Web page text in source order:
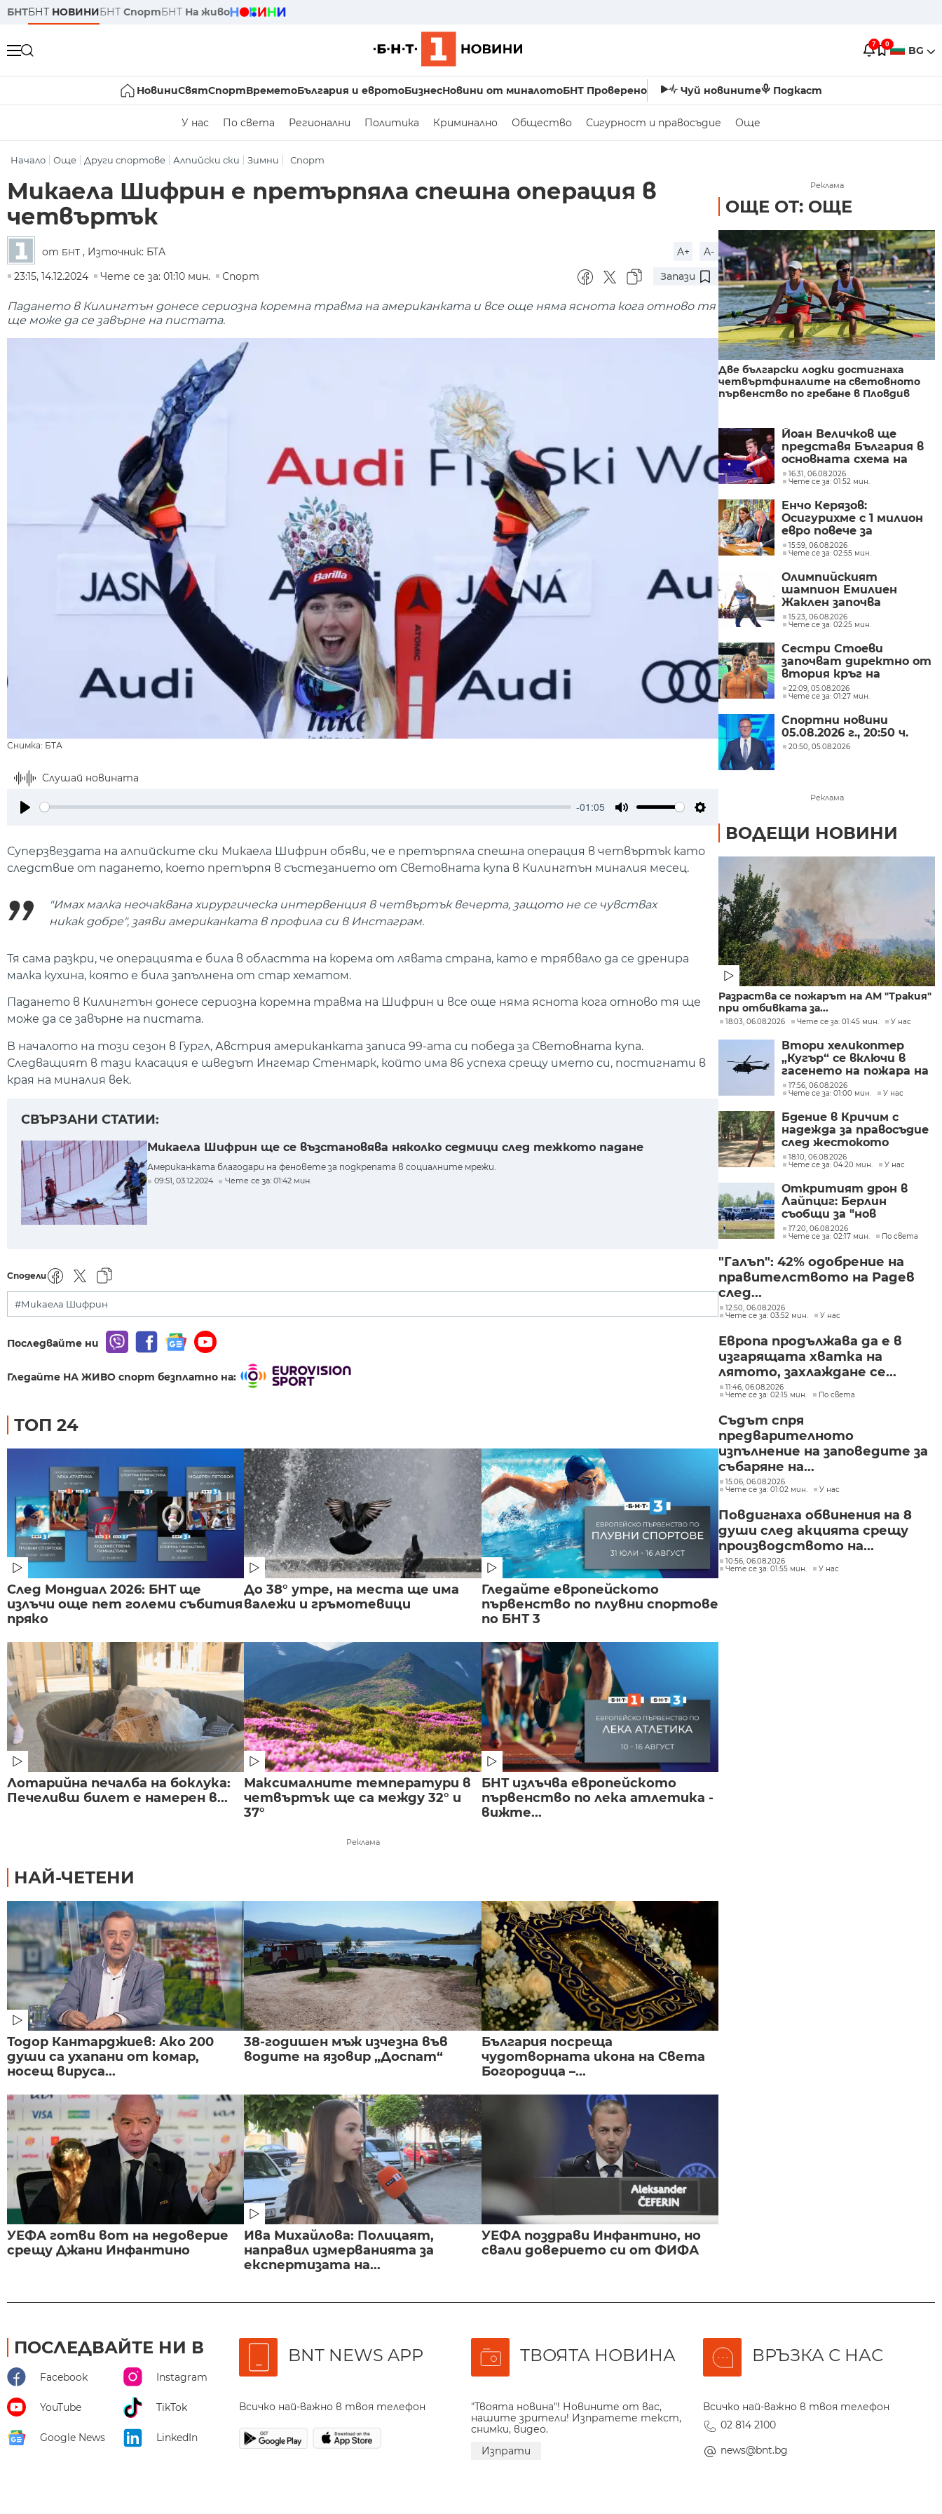
БНТБНТ НОВИНИБНТ СпортБНТ На живо
7 0 BG
НовиниСвятСпортВреметоБългария и евротоБизнесНовини от миналотоБНТ Проверено Чуй новините Подкаст
У нас По света Регионални Политика Криминално Общество Сигурност и правосъдие Още
Начало Още Други спортове Алпийски ски Зимни Спорт
Микаела Шифрин е претърпяла спешна операция в
четвъртък
от БНТ , Източник: БТА A+
A-
23:15, 14.12.2024
Чете се за: 01:10 мин. Спорт Запази
Падането в Килингтън донесе сериозна коремна травма на американката и все още няма яснота кога отново тя
ще може да се завърне на пистата.
Снимка: БТА
Слушай новината
-01:05
Settings
Суперзвездата на алпийските ски Микаела Шифрин обяви, че е претърпяла спешна операция в четвъртък като
следствие от падането, което претърпя в състезанието от Световната купа в Килингтън миналия месец.
"Имах малка неочаквана хирургическа интервенция в четвъртък вечерта, защото не се чувствах
никак добре", заяви американката в профила си в Инстаграм.
Тя сама разкри, че операцията е била в областта на корема от лявата страна, като e трябвало да се дренира
малка кухина, която е била запълнена от стар хематом.
Падането в Килингтън донесе сериозна коремна травма на Шифрин и все още няма яснота кога отново тя ще
може да се завърне на пистата.
В началото на този сезон в Гургл, Австрия американката записа 99-ата си победа за Световната купа.
Следващият в тази класация е шведът Ингемар Стенмарк, който има 86 успеха срещу името си, постигнати в
края на миналия век.
СВЪРЗАНИ СТАТИИ:
Микаела Шифрин ще се възстановява няколко седмици след тежкото падане
Американката благодари на феновете за подкрепата в социалните мрежи.
09:51, 03.12.2024 Чете се за: 01:42 мин.
Сподели
#Микаела Шифрин
Последвайте ни
Гледайте НА ЖИВО спорт безплатно на:
ТОП 24
След Мондиал 2026: БНТ ще
излъчи още пет големи събития
пряко
До 38° утре, на места ще има
валежи и гръмотевици
Гледайте европейското
първенство по плувни спортове
по БНТ 3
Лотарийна печалба на боклука:
Печеливш билет е намерен в...
Максималните температури в
четвъртък ще са между 32° и
37°
БНТ излъчва европейското
първенство по лека атлетика -
вижте...
Реклама
НАЙ-ЧЕТЕНИ
Тодор Кантарджиев: Ако 200
души са ухапани от комар,
носещ вируса...
38-годишен мъж изчезна във
водите на язовир „Доспат“
България посреща
чудотворната икона на Света
Богородица –...
УЕФА готви вот на недоверие
срещу Джани Инфантино
Ива Михайлова: Полицаят,
направил измерванията за
експертизата на...
УЕФА поздрави Инфантино, но
свали доверието си от ФИФА
Реклама
ОЩЕ ОТ: ОЩЕ
Две български лодки достигнаха
четвъртфиналите на световното
първенство по гребане в Пловдив
Йоан Величков ще
представя България в
основната схема на
WTT Contender
Panagyurishte 2026
16:31, 06.08.2026
Чете се за: 01:52 мин.
Енчо Керязов:
Осигурихме с 1 милион
евро повече за
младежките политики
15:59, 06.08.2026
Чете се за: 02:55 мин.
Олимпийският
шампион Емилиен
Жаклен започва
професионална кариера
в колоезденето
15:23, 06.08.2026
Чете се за: 02:25 мин.
Сестри Стоеви
започват директно от
втория кръг на
световното в Ню Делхи
22:09, 05.08.2026
Чете се за: 01:27 мин.
Спортни новини
05.08.2026 г., 20:50 ч.
20:50, 05.08.2026
Реклама
ВОДЕЩИ НОВИНИ
Разраства се пожарът на АМ "Тракия"
при отбивката за...
18:03, 06.08.2026 Чете се за: 01:45 мин. У нас
Втори хеликоптер
„Кугър“ се включи в
гасенето на пожара на
автомагистрала
„Тракия“
17:56, 06.08.2026
Чете се за: 01:00 мин.
У нас
Бдение в Кричим с
надежда за правосъдие
след жестокото
убийство на млад мъж
в Пловдив от
18:10, 06.08.2026
Чете се за: 04:20 мин.
У нас
Откритият дрон в
Лайпциг: Берлин
съобщи за "нов
сценарий на заплаха"
17:20, 06.08.2026
Чете се за: 02:17 мин.
По света
"Галъп": 42% одобрение на
правителството на Радев
след...
12:50, 06.08.2026
Чете се за: 03:52 мин.
У нас
Европа продължава да е в
изгарящата хватка на
лятото, захлаждане се...
11:46, 06.08.2026
Чете се за: 02:15 мин.
По света
Съдът спря
предварителното
изпълнение на заповедите за
събаряне на...
15:06, 06.08.2026
Чете се за: 01:02 мин.
У нас
Повдигнаха обвинения на 8
души след акцията срещу
производството на...
10:56, 06.08.2026
Чете се за: 01:55 мин.
У нас
ПОСЛЕДВАЙТЕ НИ В
Facebook Instagram
YouTube TikTok
Google News LinkedIn
BNT NEWS APP
Всичко най-важно в твоя телефон
ТВОЯТА НОВИНА
"Твоята новина"! Новините от вас,
нашите зрители! Изпратете текст,
снимки, видео.
Изпрати
ВРЪЗКА С НАС
Всичко най-важно в твоя телефон
02 814 2100
news@bnt.bg